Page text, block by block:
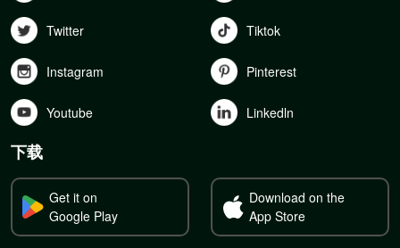
Twitter Tiktok
Instagram Pinterest
Youtube Linkedln
下载
Get it on
Google Play
Download on the
App Store